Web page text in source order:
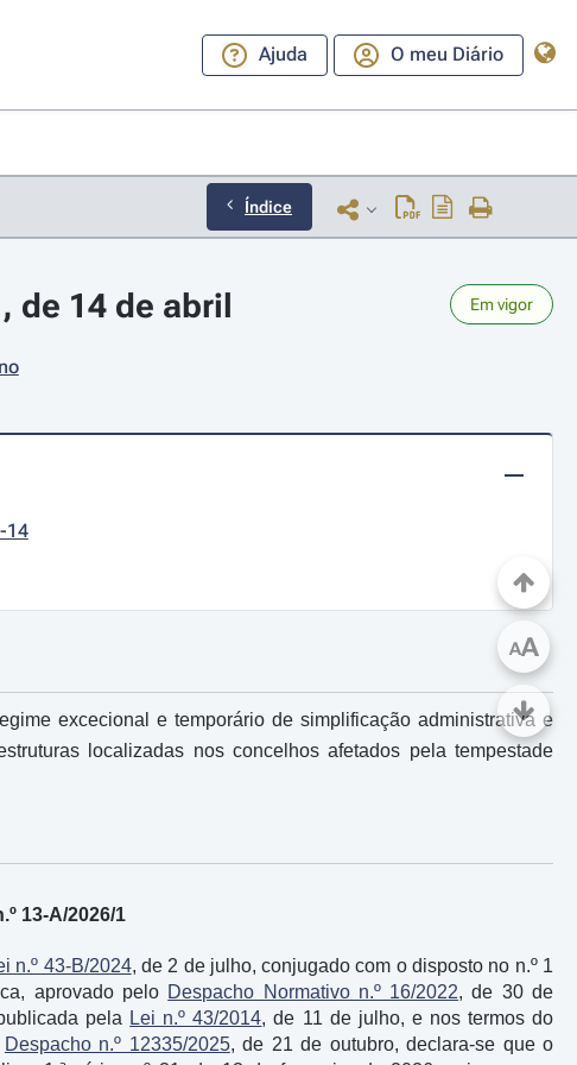
Ajuda O meu Diário
Índice
de 14 de abril Em vigor
14
excecional e temporário de simplificação administrativa e
localizadas nos concelhos afetados pela tempestade
13-A/2026/1
n.º 43-B/2024, de 2 de julho, conjugado com o disposto no n.º 1
aprovado pelo Despacho Normativo n.º 16/2022, de 30 de
pela Lei n.º 43/2014, de 11 de julho, e nos termos do
Despacho n.º 12335/2025, de 21 de outubro, declara-se que o
AA